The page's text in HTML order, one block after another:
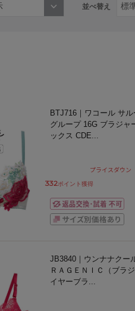
並べ替え
BTJ716｜ワコール サ
グループ 16G ブラジャ
ックス CDE...
プライスダウン
332ポイント獲得
JB3840｜ウンナナクー
ＲＡＧＥＮＩＣ（ブラ
イヤーブラ ...